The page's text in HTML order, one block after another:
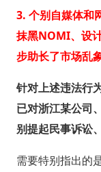
3. 个别自媒体和
抹黑NOMI、设
步助长了市场乱象
针对上述违法行
已对浙江某公司
别提起民事诉讼
需要特别指出的